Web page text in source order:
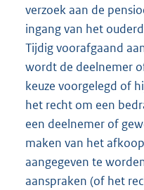
verzoek aan de
ingang van het
Tijdig voorafgaand
wordt de deelnemer
keuze voorgelegd of
het recht om een
een deelnemer of
maken van het
aangegeven te
aanspraken (of het